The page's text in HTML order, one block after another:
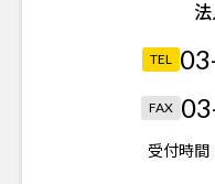
TEL
FAX
受付時間